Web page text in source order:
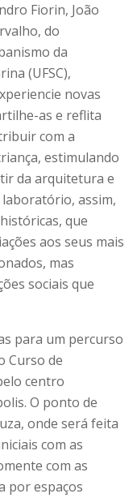
Fiorin, João
do
da
(UFSC),
novas
as e reflita
com a
estimulando
da arquitetura e
assim,
que
aos seus mais
mas
sociais que
para um percurso
Curso de
centro
O ponto de
onde será feita
com as
com as
por espaços